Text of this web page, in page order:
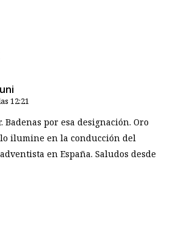
12:21
Badenas por esa designación. Oro
ilumine en la conducción del
en España. Saludos desde